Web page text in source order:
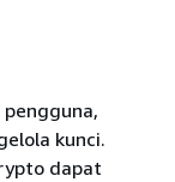
kunci.
dapat